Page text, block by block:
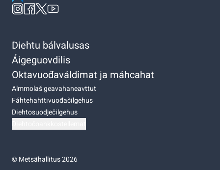
Diehtu bálvalusas
Áigeguovdilis
Oktavuođaváldimat ja máhcahat
Almmolaš geavahaneavttut
Fáhtehahttivuođačilgehus
Diehtosuodječilgehus
©Metsähallitus 2026